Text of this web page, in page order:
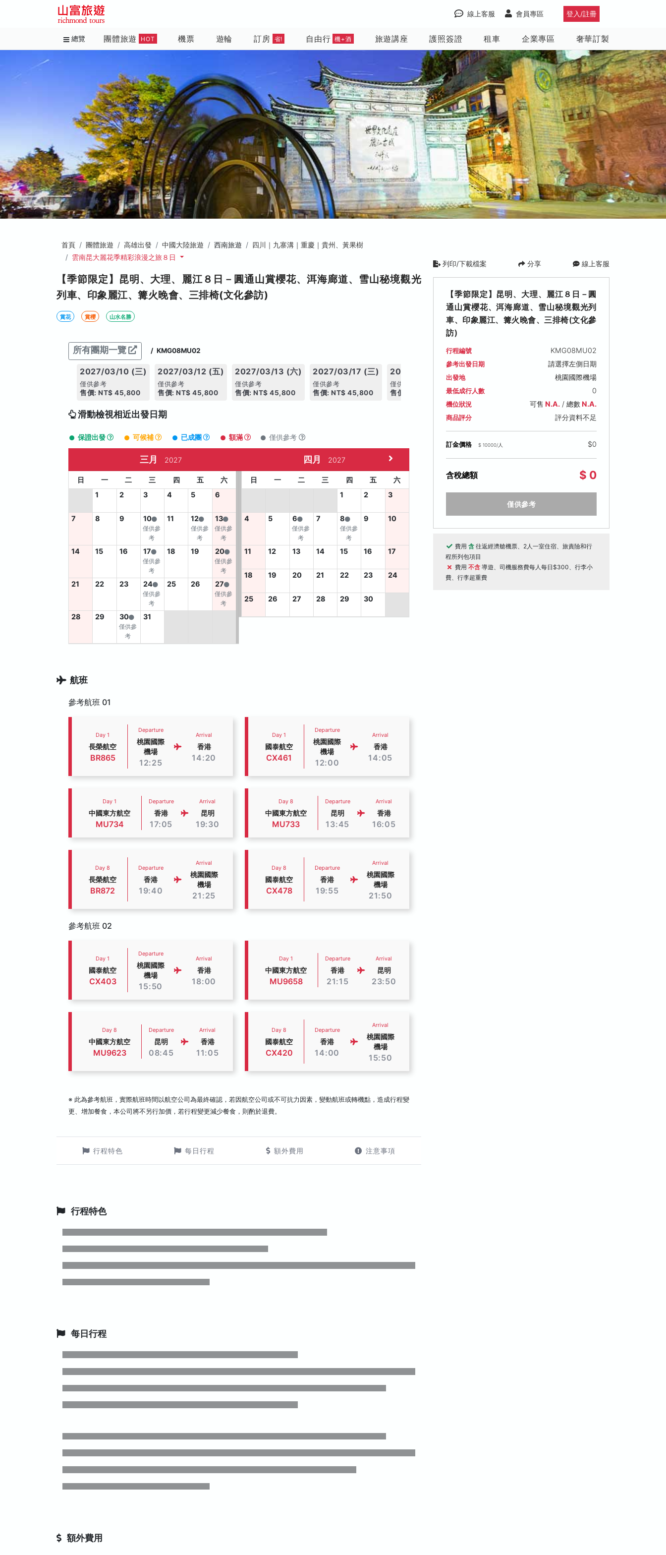
登入/註冊
會員專區
線上客服
總覽 團體旅遊 HOT 機票 遊輪 訂房 省! 自由行 機+酒 旅遊講座 護照簽證 租車 企業專區 奢華訂製
首頁 團體旅遊 高雄出發 中國大陸旅遊 西南旅遊
四川｜九寨溝｜重慶｜貴州、黃果樹
雲南昆大麗花季精彩浪漫之旅８日
【季節限定】昆明、大理、麗江８日－圓通山賞櫻花、洱海廊道、雪山秘境觀光
列車、印象麗江、篝火晚會、三排椅(文化參訪)
賞花 賞櫻 山水名勝
所有團期一覽 / KMG08MU02
2027/03/10 (三)
僅供參考
售價: NT$ 45,800
2027/03/12 (五)
僅供參考
售價: NT$ 45,800
2027/03/13 (六)
僅供參考
售價: NT$ 45,800
2027/03/17 (三)
僅供參考
售價: NT$ 45,800
2027/03/20 (六)
僅供參考
售價: NT$ 45,800 售價: NT$ 45,800
2027/03/27 (六)
售價: NT$ 45,800
滑動檢視相近出發日期
保證出發 可候補 已成團 額滿 僅供參考
三月 2027
日 一 二 三 四 五
六
1
2 3 4 5 6
7 8 9 10
僅供參
考
11 12
僅供參
考
13
僅供參
考
14 15 16 17
僅供參
考
18 19 20
僅供參
考
21 22 23 24
僅供參
考
25 26 27
僅供參
考
28 29 30
僅供參
考
31
四月 2027
日 一 二 三 四 五
六
1
2 3
4 5 6
僅供參
考
7 8
僅供參
考
9 10
11 12 13 14 15 16 17
18 19 20 21 22 23 24
25 26 27 28 29 30
航班
參考航班 01
Day 1
長榮航空
BR865
Departure
桃園國際
機場
12:25
Arrival
香港
14:20
Day 1
國泰航空
CX461
Departure
桃園國際
機場
12:00
Arrival
香港
14:05
Day 1
中國東方航空
MU734
Departure
香港
17:05
Arrival
昆明
19:30
Day 8
中國東方航空
MU733
Departure
昆明
13:45
Arrival
香港
16:05
Day 8
長榮航空
BR872
Departure
香港
19:40
Arrival
桃園國際
機場
21:25
Day 8
國泰航空
CX478
Departure
香港
19:55
Arrival
桃園國際
機場
21:50
參考航班 02
Day 1
國泰航空
CX403
Departure
桃園國際
機場
15:50
Arrival
香港
18:00
Day 1
中國東方航空
MU9658
Departure
香港
21:15
Arrival
昆明
23:50
Day 8
中國東方航空
MU9623
Departure
昆明
08:45
Arrival
香港
11:05
Day 8
國泰航空
CX420
Departure
香港
14:00
Arrival
桃園國際
機場
15:50
※ 此為參考航班，實際航班時間以航空公司為最終確認，若因航空公司或不可抗力因素，變動航班或轉機點，造成行程變
更、增加餐食，本公司將不另行加價，若行程變更減少餐食，則酌於退費。
行程特色 每日行程 額外費用 注意事項
行程特色
每日行程
額外費用
列印/下載檔案 分享 線上客服
【季節限定】昆明、大理、麗江８日－圓
通山賞櫻花、洱海廊道、雪山秘境觀光列
車、印象麗江、篝火晚會、三排椅(文化參
訪)
行程編號 KMG08MU02
參考出發日期 請選擇左側日期
出發地 桃園國際機場
最低成行人數 0
機位狀況 可售 N.A./ 總數N.A.
商品評分 評分資料不足
訂金價格 $ 10000/人 $0
含稅總額 $ 0
僅供參考
費用 含 往返經濟艙機票、2人一室住宿、旅責險和行
程所列包項目
費用 不含 導遊、司機服務費每人每日$300、行李小
費、行李超重費